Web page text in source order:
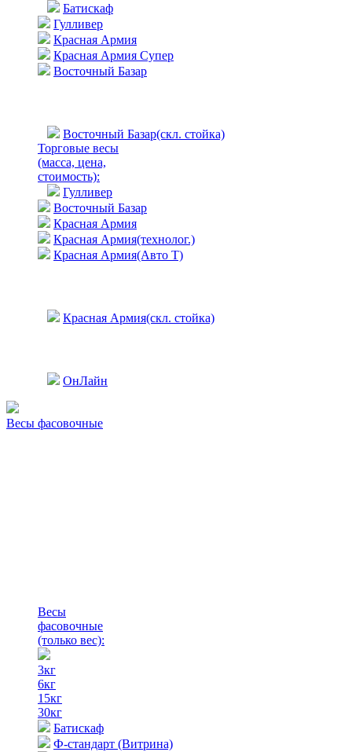
Батискаф
Гулливер
Красная Армия
Красная Армия Супер
Восточный Базар
Восточный Базар(скл. стойка)
Торговые весы
(масса, цена,
стоимость):
Гулливер
Восточный Базар
Красная Армия
Красная Армия(технолог.)
Красная Армия(Авто Т)
Красная Армия(скл. стойка)
ОнЛайн
Весы фасовочные
Весы
фасовочные
(только вес):
3кг
6кг
15кг
30кг
Батискаф
Ф-стандарт (Витрина)